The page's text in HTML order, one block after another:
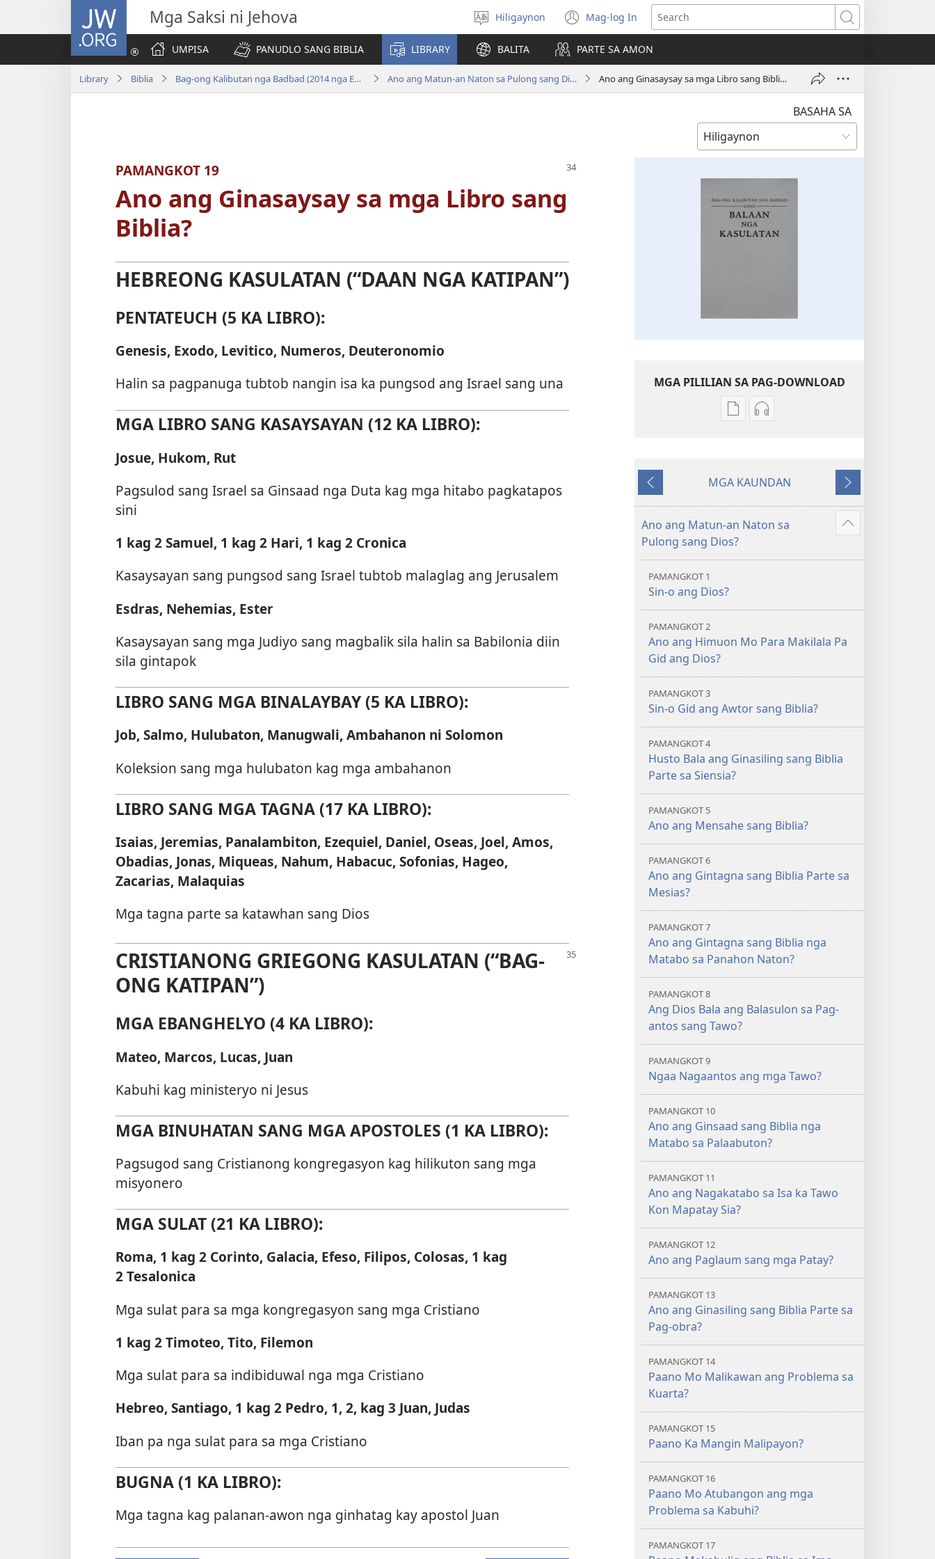
JW.ORG Mga Saksi ni Jehova
Magpili
sing
lenguahe
Hiligaynon Mag-log In
(opens
new
window)
Search
UMPISA
PANUDLO SANG BIBLIA LIBRARY BALITA PARTE SA AMON
Library Biblia Bag-ong Kalibutan nga Badbad (2014 nga Edisyon) Ano ang Matun-an Naton sa Pulong sang Dios? Ano ang Ginasaysay sa mga Libro sang Biblia?
BASAHA SA
PAMANGKOT 19
Ano ang Ginasaysay sa mga Libro sang
Biblia?
HEBREONG KASULATAN (“DAAN NGA KATIPAN”)
PENTATEUCH (5 KA LIBRO):
Genesis, Exodo, Levitico, Numeros, Deuteronomio
Halin sa pagpanuga tubtob nangin isa ka pungsod ang Israel sang una
MGA LIBRO SANG KASAYSAYAN (12 KA LIBRO):
Josue, Hukom, Rut
Pagsulod sang Israel sa Ginsaad nga Duta kag mga hitabo pagkatapos
sini
1 kag 2 Samuel, 1 kag 2 Hari, 1 kag 2 Cronica
Kasaysayan sang pungsod sang Israel tubtob malaglag ang Jerusalem
Esdras, Nehemias, Ester
Kasaysayan sang mga Judiyo sang magbalik sila halin sa Babilonia diin
sila gintapok
LIBRO SANG MGA BINALAYBAY (5 KA LIBRO):
Job, Salmo, Hulubaton, Manugwali, Ambahanon ni Solomon
Koleksion sang mga hulubaton kag mga ambahanon
LIBRO SANG MGA TAGNA (17 KA LIBRO):
Isaias, Jeremias, Panalambiton, Ezequiel, Daniel, Oseas, Joel, Amos,
Obadias, Jonas, Miqueas, Nahum, Habacuc, Sofonias, Hageo,
Zacarias, Malaquias
Mga tagna parte sa katawhan sang Dios
CRISTIANONG GRIEGONG KASULATAN (“BAG-
ONG KATIPAN”)
MGA EBANGHELYO (4 KA LIBRO):
Mateo, Marcos, Lucas, Juan
Kabuhi kag ministeryo ni Jesus
MGA BINUHATAN SANG MGA APOSTOLES (1 KA LIBRO):
Pagsugod sang Cristianong kongregasyon kag hilikuton sang mga
misyonero
MGA SULAT (21 KA LIBRO):
Roma, 1 kag 2 Corinto, Galacia, Efeso, Filipos, Colosas, 1 kag
2 Tesalonica
Mga sulat para sa mga kongregasyon sang mga Cristiano
1 kag 2 Timoteo, Tito, Filemon
Mga sulat para sa indibiduwal nga mga Cristiano
Hebreo, Santiago, 1 kag 2 Pedro, 1, 2, kag 3 Juan, Judas
Iban pa nga sulat para sa mga Cristiano
BUGNA (1 KA LIBRO):
Mga tagna kag palanan-awon nga ginhatag kay apostol Juan
MGA PILILIAN SA PAG-DOWNLOAD
Mga
download
mga
publikasyon
Bag-
sang
Balaan
Edisyon)
Mga
download
Bag-
Balaan
nga
Edisyon)
Ibalik
MGA KAUNDAN
Masunod
Ano ang Matun-an Naton sa
Pulong sang Dios?
Ipakita
iban
PAMANGKOT 1
Sin-o ang Dios?
PAMANGKOT 2
Ano ang Himuon Mo Para Makilala Pa
Gid ang Dios?
PAMANGKOT 3
Sin-o Gid ang Awtor sang Biblia?
PAMANGKOT 4
Husto Bala ang Ginasiling sang Biblia
Parte sa Siensia?
PAMANGKOT 5
Ano ang Mensahe sang Biblia?
PAMANGKOT 6
Ano ang Gintagna sang Biblia Parte sa
Mesias?
PAMANGKOT 7
Ano ang Gintagna sang Biblia nga
Matabo sa Panahon Naton?
PAMANGKOT 8
Ang Dios Bala ang Balasulon sa Pag-
antos sang Tawo?
PAMANGKOT 9
Ngaa Nagaantos ang mga Tawo?
PAMANGKOT 10
Ano ang Ginsaad sang Biblia nga
Matabo sa Palaabuton?
PAMANGKOT 11
Ano ang Nagakatabo sa Isa ka Tawo
Kon Mapatay Sia?
PAMANGKOT 12
Ano ang Paglaum sang mga Patay?
PAMANGKOT 13
Ano ang Ginasiling sang Biblia Parte sa
Pag-obra?
PAMANGKOT 14
Paano Mo Malikawan ang Problema sa
Kuarta?
PAMANGKOT 15
Paano Ka Mangin Malipayon?
PAMANGKOT 16
Paano Mo Atubangon ang mga
Problema sa Kabuhi?
PAMANGKOT 17